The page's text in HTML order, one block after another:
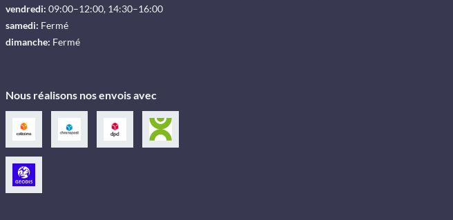
vendredi: 09:00–12:00, 14:30–16:00
samedi: Fermé
dimanche: Fermé
Nous réalisons nos envois avec